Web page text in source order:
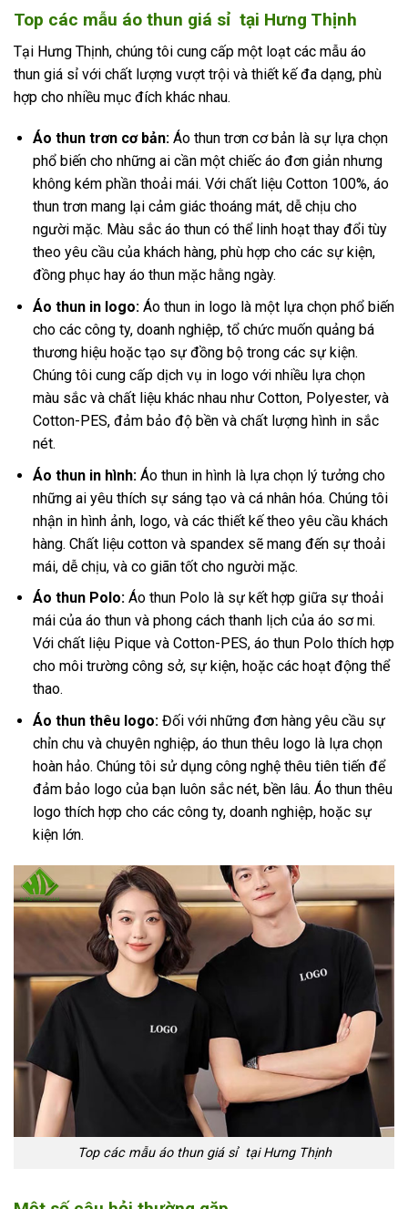
Top các mẫu áo thun giá sỉ tại Hưng Thịnh
Tại Hưng Thịnh, chúng tôi cung cấp một loạt các mẫu áo
thun giá sỉ với chất lượng vượt trội và thiết kế đa dạng, phù
hợp cho nhiều mục đích khác nhau.
Áo thun trơn cơ bản: Áo thun trơn cơ bản là sự lựa chọn
phổ biến cho những ai cần một chiếc áo đơn giản nhưng
không kém phần thoải mái. Với chất liệu Cotton 100%, áo
thun trơn mang lại cảm giác thoáng mát, dễ chịu cho
người mặc. Màu sắc áo thun có thể linh hoạt thay đổi tùy
theo yêu cầu của khách hàng, phù hợp cho các sự kiện,
đồng phục hay áo thun mặc hằng ngày.
Áo thun in logo:Áo thun in logo là một lựa chọn phổ biến
cho các công ty, doanh nghiệp, tổ chức muốn quảng bá
thương hiệu hoặc tạo sự đồng bộ trong các sự kiện.
Chúng tôi cung cấp dịch vụ in logo với nhiều lựa chọn
màu sắc và chất liệu khác nhau như Cotton, Polyester, và
Cotton-PES, đảm bảo độ bền và chất lượng hình in sắc
nét.
Áo thun in hình:Áo thun in hình là lựa chọn lý tưởng cho
những ai yêu thích sự sáng tạo và cá nhân hóa. Chúng tôi
nhận in hình ảnh, logo, và các thiết kế theo yêu cầu khách
hàng. Chất liệu cotton và spandex sẽ mang đến sự thoải
mái, dễ chịu, và co giãn tốt cho người mặc.
Áo thun Polo:Áo thun Polo là sự kết hợp giữa sự thoải
mái của áo thun và phong cách thanh lịch của áo sơ mi.
Với chất liệu Pique và Cotton-PES, áo thun Polo thích hợp
cho môi trường công sở, sự kiện, hoặc các hoạt động thể
thao.
Áo thun thêu logo:Đối với những đơn hàng yêu cầu sự
chỉn chu và chuyên nghiệp, áo thun thêu logo là lựa chọn
hoàn hảo. Chúng tôi sử dụng công nghệ thêu tiên tiến để
đảm bảo logo của bạn luôn sắc nét, bền lâu. Áo thun thêu
logo thích hợp cho các công ty, doanh nghiệp, hoặc sự
kiện lớn.
Top các mẫu áo thun giá sỉ tại Hưng Thịnh